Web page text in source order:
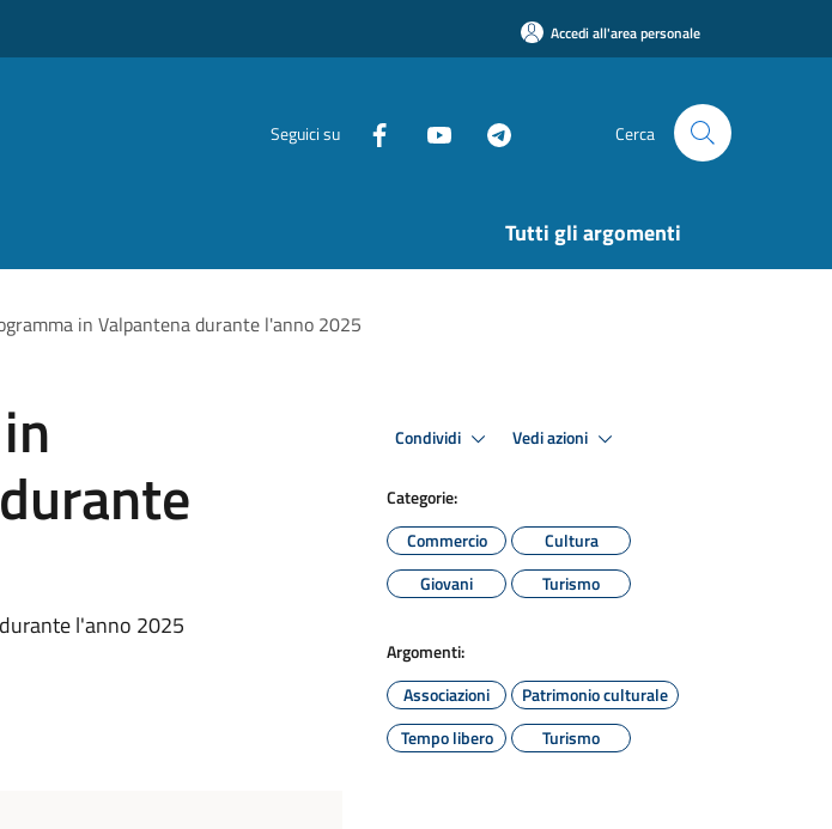
Accedi all'area personale
Seguici su Cerca
Tutti gli argomenti
in Valpantena durante l'anno 2025
l'anno 2025
Condividi Vedi azioni
Categorie:
Commercio
Cultura
Giovani
Turismo
Argomenti:
Associazioni
Patrimonio culturale
Tempo libero
Turismo